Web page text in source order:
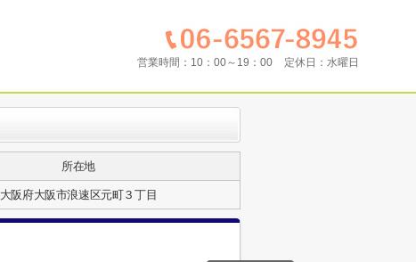
営業時間： 10：00～19：00 定休日： 水曜日
所在地
大阪府大阪市浪速区元町３丁目